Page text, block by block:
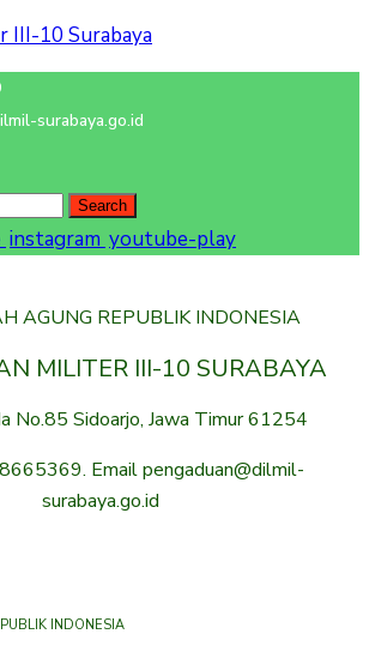
III-10 Surabaya
surabaya.go.id
instagram youtube-play
AGUNG REPUBLIK INDONESIA
MILITER III-10 SURABAYA
No.85 Sidoarjo, Jawa Timur 61254
Email pengaduan@dilmil-
surabaya.go.id
INDONESIA